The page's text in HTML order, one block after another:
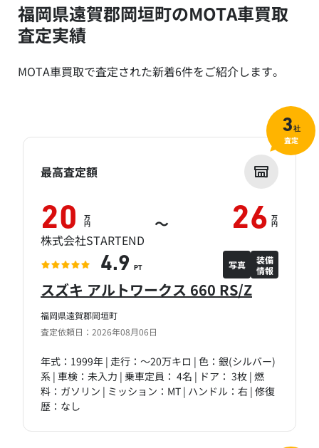
福岡県遠賀郡岡垣町のMOTA車買取
査定実績
MOTA車買取で査定された新着6件をご紹介します。
福岡県遠賀郡岡垣町
査定依頼日：2026年08月06日
スズキ アルトワークス 660 RS/Z
年式：1999年 | 走行：～20万キロ | 色：銀(シルバー)
系 | 車検：未入力 | 乗車定員： 4名 | ドア： 3枚 | 燃
料：ガソリン | ミッション：MT | ハンドル：右 | 修復
歴：なし
最高査定額
20 万
円 ～ 26 万
円
株式会社STARTEND
4.9 PT 写真
装備
情報
3社
査定